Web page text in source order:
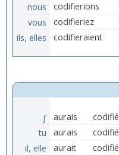
nous
codifierions
vous
codifieriez
ils, elles
codifieraient
j’ aurais
codifié
tu
aurais
codifié
il, elle
aurait
codifié